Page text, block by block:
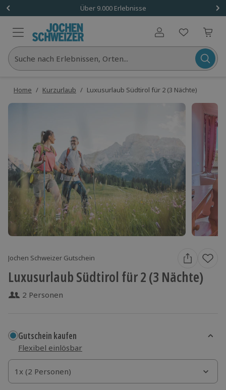
Über 9.000 Erlebnisse
Benutzerkonto
Suche nach Erlebnissen, Orten...
Home / Kurzurlaub / Luxusurlaub Südtirol für 2 (3 Nächte)
Jochen Schweizer Gutschein
Luxusurlaub Südtirol für 2 (3 Nächte)
2 Personen
Gutschein kaufen
Flexibel einlösbar
1x (2 Personen)
1x (2 Personen)
1x (2 Personen)